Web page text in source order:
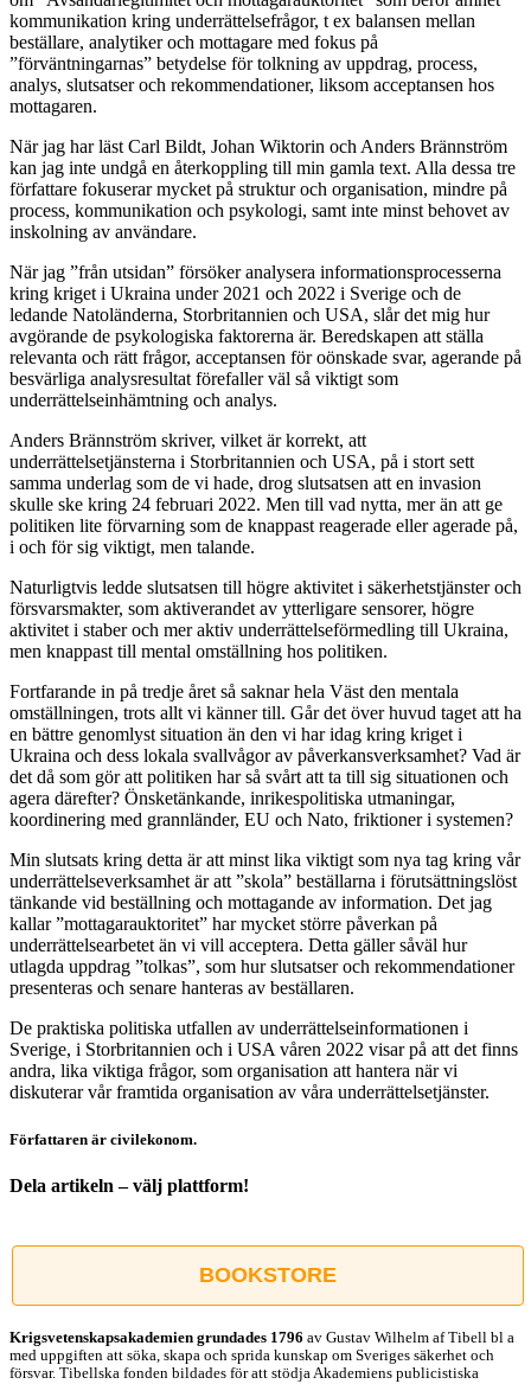
kommunikation kring underrättelsefrågor, t ex balansen mellan
beställare, analytiker och mottagare med fokus på
”förväntningarnas” betydelse för tolkning av uppdrag, process,
analys, slutsatser och rekommendationer, liksom acceptansen hos
mottagaren.
När jag har läst Carl Bildt, Johan Wiktorin och Anders Brännström
kan jag inte undgå en återkoppling till min gamla text. Alla dessa tre
författare fokuserar mycket på struktur och organisation, mindre på
process, kommunikation och psykologi, samt inte minst behovet av
inskolning av användare.
När jag ”från utsidan” försöker analysera informationsprocesserna
kring kriget i Ukraina under 2021 och 2022 i Sverige och de
ledande Natoländerna, Storbritannien och USA, slår det mig hur
avgörande de psykologiska faktorerna är. Beredskapen att ställa
relevanta och rätt frågor, acceptansen för oönskade svar, agerande på
besvärliga analysresultat förefaller väl så viktigt som
underrättelseinhämtning och analys.
Anders Brännström skriver, vilket är korrekt, att
underrättelsetjänsterna i Storbritannien och USA, på i stort sett
samma underlag som de vi hade, drog slutsatsen att en invasion
skulle ske kring 24 februari 2022. Men till vad nytta, mer än att ge
politiken lite förvarning som de knappast reagerade eller agerade på,
i och för sig viktigt, men talande.
Naturligtvis ledde slutsatsen till högre aktivitet i säkerhetstjänster och
försvarsmakter, som aktiverandet av ytterligare sensorer, högre
aktivitet i staber och mer aktiv underrättelseförmedling till Ukraina,
men knappast till mental omställning hos politiken.
Fortfarande in på tredje året så saknar hela Väst den mentala
omställningen, trots allt vi känner till. Går det över huvud taget att ha
en bättre genomlyst situation än den vi har idag kring kriget i
Ukraina och dess lokala svallvågor av påverkansverksamhet? Vad är
det då som gör att politiken har så svårt att ta till sig situationen och
agera därefter? Önsketänkande, inrikespolitiska utmaningar,
koordinering med grannländer, EU och Nato, friktioner i systemen?
Min slutsats kring detta är att minst lika viktigt som nya tag kring vår
underrättelseverksamhet är att ”skola” beställarna i förutsättningslöst
tänkande vid beställning och mottagande av information. Det jag
kallar ”mottagarauktoritet” har mycket större påverkan på
underrättelsearbetet än vi vill acceptera. Detta gäller såväl hur
utlagda uppdrag ”tolkas”, som hur slutsatser och rekommendationer
presenteras och senare hanteras av beställaren.
De praktiska politiska utfallen av underrättelseinformationen i
Sverige, i Storbritannien och i USA våren 2022 visar på att det finns
andra, lika viktiga frågor, som organisation att hantera när vi
diskuterar vår framtida organisation av våra underrättelsetjänster.
Författaren är civilekonom.
Dela artikeln – välj plattform!
post
BOOKSTORE
Krigsvetenskap­sakademien grundades 1796 av Gustav Wilhelm af Tibell bl a
med uppgiften att söka, skapa och sprida kunskap om Sveriges säkerhet och
försvar. Tibellska fonden bildades för att stödja Akademiens publicistiska